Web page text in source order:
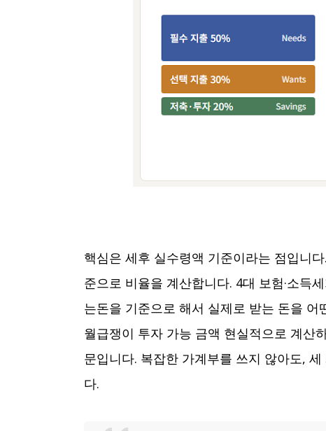
핵심은 세후 실수령액 기준이라는 점입니
준으로 비율을 계산합니다. 4대 보험·소득
는돈을 기준으로 해서 실제로 받는 돈을
월급쟁이 투자 가능 금액 현실적으로 계산
문입니다. 복잡한 가계부를 쓰지 않아도,
다.